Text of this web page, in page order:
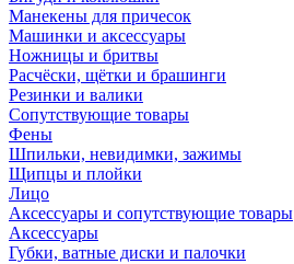
Манекены для причесок
Машинки и аксессуары
Ножницы и бритвы
Расчёски, щётки и брашинги
Резинки и валики
Сопутствующие товары
Фены
Шпильки, невидимки, зажимы
Щипцы и плойки
Лицо
Аксессуары и сопутствующие товары
Аксессуары
Губки, ватные диски и палочки